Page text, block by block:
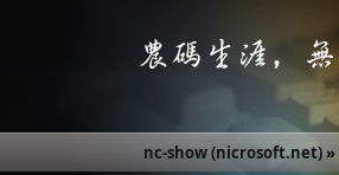
nc-show (nicrosoft.net)»